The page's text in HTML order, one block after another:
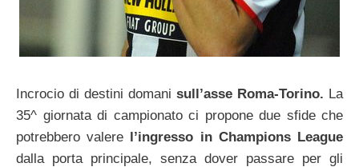
Incrocio di destini domani sull’asse Roma-Torino. La
35^ giornata di campionato ci propone due sfide che
potrebbero valere l’ingresso in Champions League
dalla porta principale, senza dover passare per gli